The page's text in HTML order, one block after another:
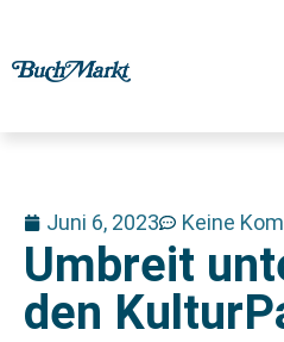
Juni 6, 2023 Keine
Umbreit
den